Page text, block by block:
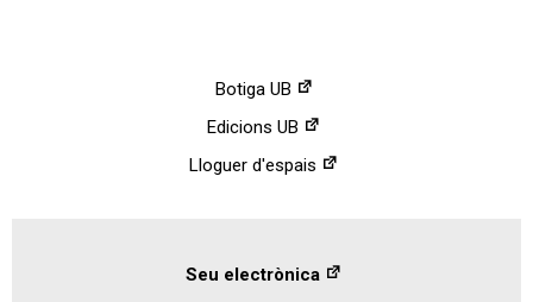
Botiga UB
Edicions UB
Lloguer d'espais
Seu electrònica